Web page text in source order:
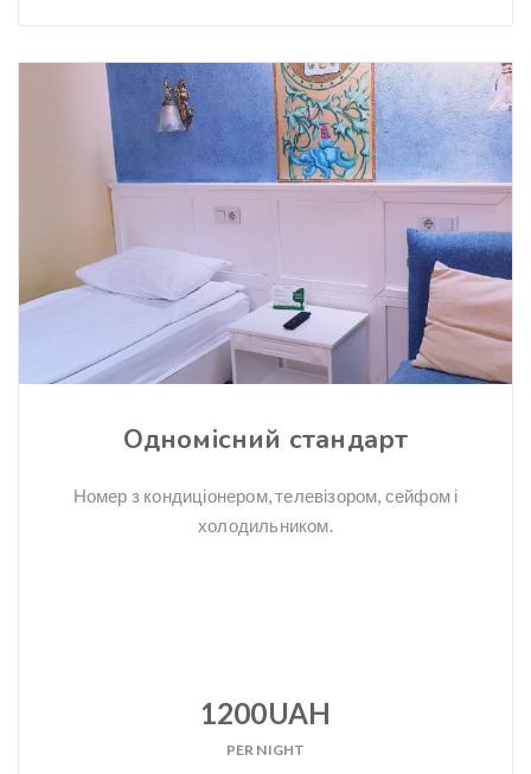
Одномісний стандарт
Номер з кондиціонером, телевізором, сейфом і
холодильником.
1200UAH
PER NIGHT